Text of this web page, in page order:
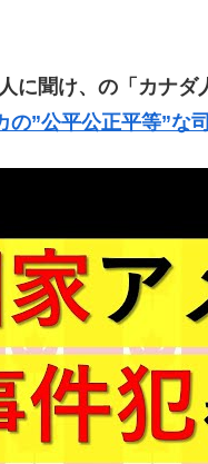
に聞け、の「カナダ
の”公平公正平等”な